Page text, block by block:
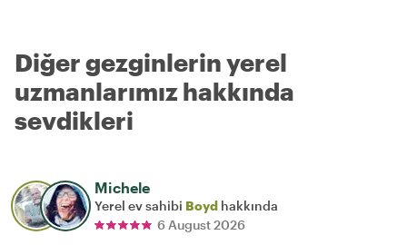
Diğer gezginlerin yerel
uzmanlarımız hakkında
sevdikleri
Michele
Yerel ev sahibi Boyd hakkında
6 August 2026